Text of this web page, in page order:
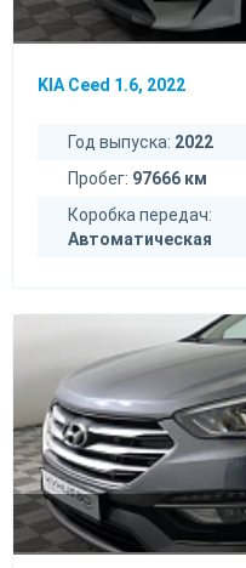
KIA Ceed 1.6, 2022
Год выпуска: 2022
Пробег: 97666 км
Коробка передач:
Автоматическая